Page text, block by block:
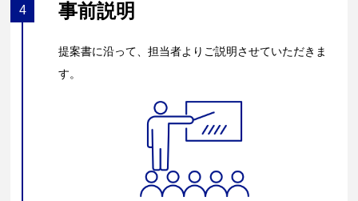
4 事前説明
提案書に沿って、担当者よりご説明させていただきま
す。